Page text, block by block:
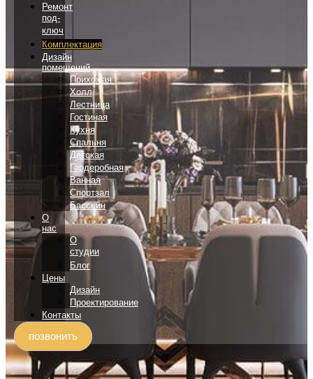
Ремонт
под-
ключ
Комплектация
Дизайн
помещений
Прихожая
Холл
Лестница
Гостиная
Кухня
Спальня
Детская
Гардеробная
Ванная
Спортзал
Бассейн
О
нас
О
студии
Блог
Цены
Дизайн
Проектирование
Контакты
позвонить